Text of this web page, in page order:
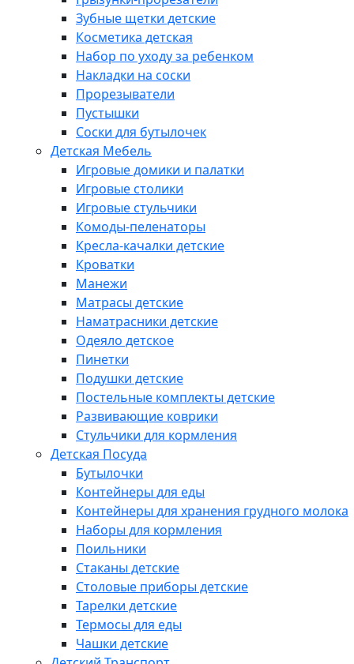
Зубные щетки детские
Косметика детская
Набор по уходу за ребенком
Накладки на соски
Прорезыватели
Пустышки
Соски для бутылочек
Детская Мебель
Игровые домики и палатки
Игровые столики
Игровые стульчики
Комоды-пеленаторы
Кресла-качалки детские
Кроватки
Манежи
Матрасы детские
Наматрасники детские
Одеяло детское
Пинетки
Подушки детские
Постельные комплекты детские
Развивающие коврики
Стульчики для кормления
Детская Посуда
Бутылочки
Контейнеры для еды
Контейнеры для хранения грудного молока
Наборы для кормления
Поильники
Стаканы детские
Столовые приборы детские
Тарелки детские
Термосы для еды
Чашки детские